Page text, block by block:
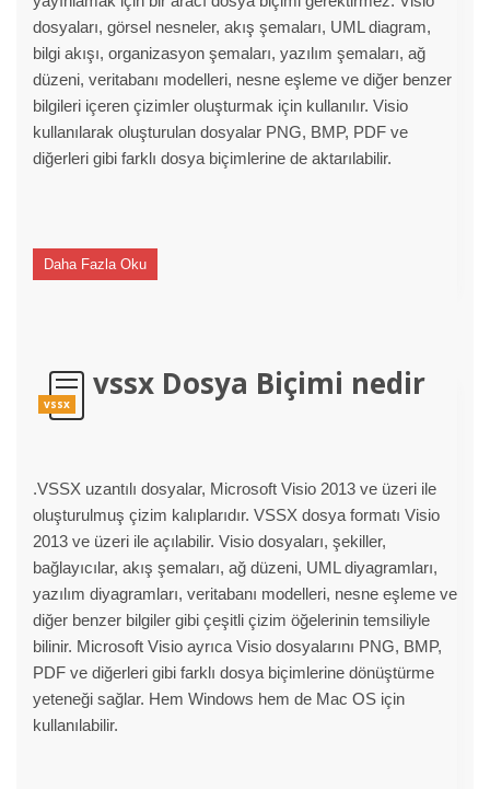
dosyaları, görsel nesneler, akış şemaları, UML diagram,
bilgi akışı, organizasyon şemaları, yazılım şemaları, ağ
düzeni, veritabanı modelleri, nesne eşleme ve diğer benzer
bilgileri içeren çizimler oluşturmak için kullanılır. Visio
kullanılarak oluşturulan dosyalar PNG, BMP, PDF ve
diğerleri gibi farklı dosya biçimlerine de aktarılabilir.
Daha Fazla Oku
vssx
vssx Dosya Biçimi nedir
.VSSX uzantılı dosyalar, Microsoft Visio 2013 ve üzeri ile
oluşturulmuş çizim kalıplarıdır. VSSX dosya formatı Visio
2013 ve üzeri ile açılabilir. Visio dosyaları, şekiller,
bağlayıcılar, akış şemaları, ağ düzeni, UML diyagramları,
yazılım diyagramları, veritabanı modelleri, nesne eşleme ve
diğer benzer bilgiler gibi çeşitli çizim öğelerinin temsiliyle
bilinir. Microsoft Visio ayrıca Visio dosyalarını PNG, BMP,
PDF ve diğerleri gibi farklı dosya biçimlerine dönüştürme
yeteneği sağlar. Hem Windows hem de Mac OS için
kullanılabilir.